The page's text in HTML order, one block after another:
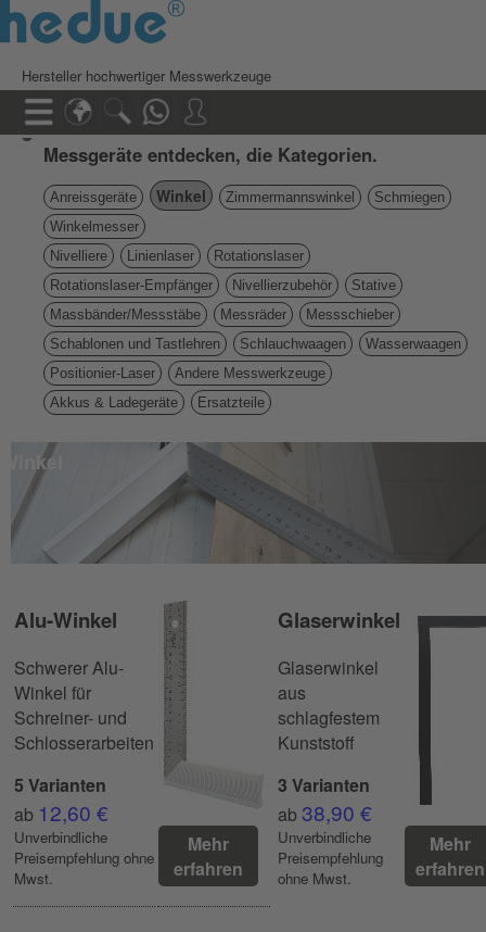
Hersteller hochwertiger Messwerkzeuge
Messgeräte entdecken, die Kategorien.
Anreissgeräte Winkel Zimmermannswinkel
Schmiegen
Winkelmesser
Nivelliere
Linienlaser
Rotationslaser
Rotationslaser-Empfänger
Nivellierzubehör
Stative
Massbänder/Messstäbe
Messräder
Messschieber
Schablonen und Tastlehren
Schlauchwaagen
Wasserwaagen
Positionier-Laser
Andere Messwerkzeuge
Akkus & Ladegeräte
Ersatzteile
Winkel
Alu-Winkel
Schwerer Alu-
Winkel für
Schreiner- und
Schlosserarbeiten
5 Varianten
ab 12,60 €
Unverbindliche
Preisempfehlung ohne
Mwst.
Mehr
erfahren
Glaserwinkel
Glaserwinkel
aus
schlagfestem
Kunststoff
3 Varianten
ab 38,90 €
Unverbindliche
Preisempfehlung
ohne Mwst.
Mehr
erfahren